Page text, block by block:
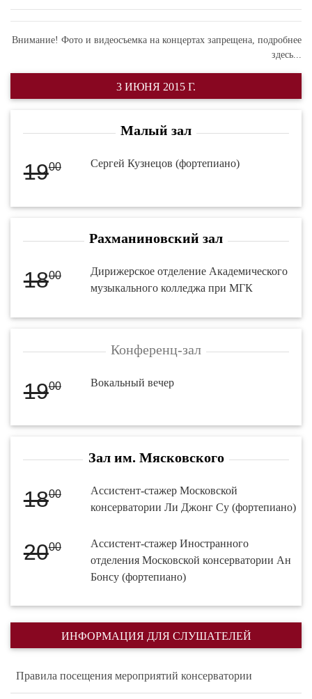
Внимание! Фото и видеосъемка на концертах запрещена, подробнее
здесь...
3 ИЮНЯ 2015 Г.
Малый зал
1900 Сергей Кузнецов (фортепиано)
Рахманиновский зал
1800
Дирижерское отделение Академического
музыкального колледжа при МГК
Конференц-зал
1900 Вокальный вечер
Зал им. Мясковского
1800
Ассистент-стажер Московской
консерватории Ли Джонг Су (фортепиано)
2000
Ассистент-стажер Иностранного
отделения Московской консерватории Ан
Бонсу (фортепиано)
ИНФОРМАЦИЯ ДЛЯ СЛУШАТЕЛЕЙ
Правила посещения мероприятий консерватории